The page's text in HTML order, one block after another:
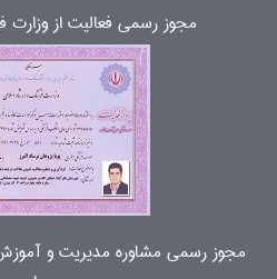
مجوز رسمی فعالیت از وزارت
مجوز رسمی مشاوره مدیریت و آموزش